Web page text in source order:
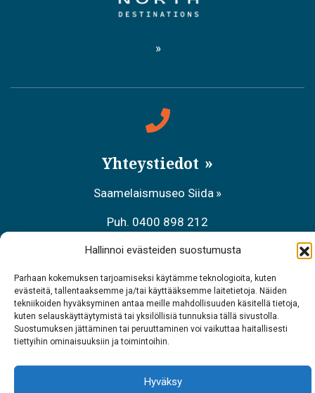
Hallinnoi evästeiden suostumusta
Parhaan kokemuksen tarjoamiseksi käytämme teknologioita, kuten
evästeitä, tallentaaksemme ja/tai käyttääksemme laitetietoja. Näiden
tekniikoiden hyväksyminen antaa meille mahdollisuuden käsitellä tietoja,
kuten selauskäyttäytymistä tai yksilöllisiä tunnuksia tällä sivustolla.
Suostumuksen jättäminen tai peruuttaminen voi vaikuttaa haitallisesti
tiettyihin ominaisuuksiin ja toimintoihin.
Hyväksy
Yhteystiedot
Saamelaismuseo Siida
Puh. 0400 898 212
Metsähallituksen asiakaspalvelu
Puh. 0206 39 7740
Ravintola Sarrit
Puh. 040 700 6485